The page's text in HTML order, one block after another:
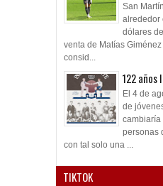
San
alrededor
dólares
venta de Matías
consid...
122 años
El 4 de
de
cambiaría
personas
con tal solo una ...
TIKTOK